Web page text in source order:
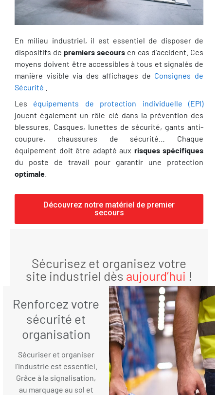
En milieu industriel, il est essentiel de disposer de
dispositifs de premiers secours en cas d’accident. Ces
moyens doivent être accessibles à tous et signalés de
manière visible via des affichages de Consignes de
Sécurité
Les équipements de protection individuelle (EPI)
jouent également un rôle clé dans la prévention des
blessures. Casques, lunettes de sécurité, gants anti-
coupure, chaussures de sécurité… Chaque
équipement doit être adapté aux risques spécifiques
du poste de travail pour garantir une protection
optimale
Découvrez notre matériel de premier
secours
Sécurisez et organisez votre
site industriel dès aujourd’hui !
Renforcez votre
sécurité et
organisation
Sécuriser et organiser
l’industrie est essentiel.
Grâce à la signalisation,
au marquage au sol et